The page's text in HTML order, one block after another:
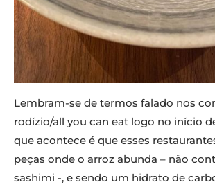
Lembram-se de termos falado nos
rodízio/all you can eat logo no início
que acontece é que esses
peças onde o arroz abunda – não
sashimi -, e sendo um hidrato de